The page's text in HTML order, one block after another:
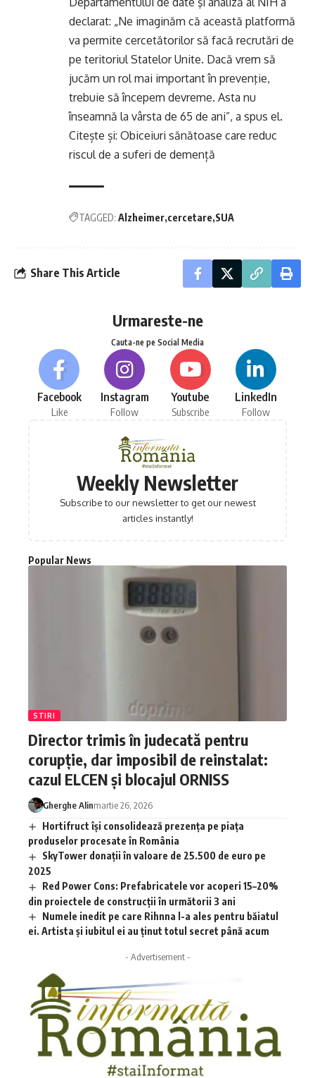
declarat: „Ne imaginăm că această platformă
va permite cercetătorilor să facă recrutări de
pe teritoriul Statelor Unite. Dacă vrem să
jucăm un rol mai important în prevenţie,
trebuie să începem devreme. Asta nu
înseamnă la vârsta de 65 de ani”, a spus el.
Citește și: Obiceiuri sănătoase care reduc
riscul de a suferi de demență
TAGGED: Alzheimer cercetare SUA
Share This Article
Urmareste-ne
Cauta-ne pe Social Media
Facebook
Like
Instagram
Follow
Youtube
Subscribe
LinkedIn
Follow
Weekly Newsletter
Subscribe to our newsletter to get our newest
articles instantly!
Popular News
STIRI
Director trimis în judecată pentru
corupție, dar imposibil de reinstalat:
cazul ELCEN și blocajul ORNISS
Gherghe Alinmartie 26, 2026
Hortifruct își consolidează prezența pe piața
produselor procesate în România
SkyTower donații în valoare de 25.500 de euro pe
2025
Red Power Cons: Prefabricatele vor acoperi 15–20%
din proiectele de construcții în următorii 3 ani
Numele inedit pe care Rihnna l-a ales pentru băiatul
ei. Artista și iubitul ei au ținut totul secret până acum
- Advertisement -